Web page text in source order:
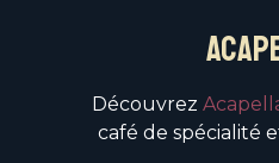
Découvrez
café de spécialité